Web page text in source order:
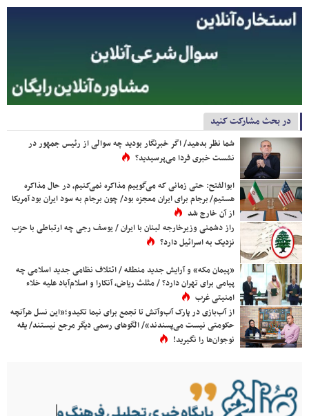
در بحث مشارکت کنید
شما نظر بدهید/ اگر خبرنگار بودید چه سوالی از رئیس جمهور در
نشست خبری فردا می‌پرسیدید؟
ابوالفتح: حتی زمانی که می‌گوییم مذاکره نمی‌کنیم، در حال مذاکره
هستیم/ برجام برای ایران معجزه بود/ چون برجام به سود ایران بود آمریکا
از آن خارج شد
راز دشمنی وزیرخارجه لبنان با ایران / یوسف رجی چه ارتباطی با حزب
نزدیک به اسرائیل دارد؟
«پیمان مکه» و آرایش جدید منطقه / ائتلاف نظامی جدید اسلامی چه
پیامی برای تهران دارد؟ / مثلث ریاض، آنکارا و اسلام‌آباد علیه خلاء
امنیتی غرب
از آب‌بازی در پارک آب‌وآتش تا تجمع برای نیما تکیدو؛«این نسل هرآنچه
حکومتی نیست می‌پسندند»/ الگوهای رسمی دیگر مرجع نیستند/ یقه
نوجوان‌ها را نگیرید!